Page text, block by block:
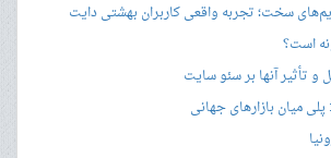
سخت؛ تجربه واقعی کاربران بهشتی دایت
است؟
و تأثیر آنها بر سئو سایت
میان بازارهای جهانی